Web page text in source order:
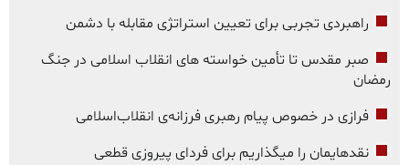
راهبردی تجربی برای تعیین استراتژی مقابله با دشمن
صبر مقدس تا تأمین خواسته های انقلاب اسلامی در جنگ
رمضان
فرازی در خصوص پیام رهبری فرزانه‌ی انقلاب‌اسلامی
نقدهایمان را میگذاریم برای فردای پیروزی قطعی